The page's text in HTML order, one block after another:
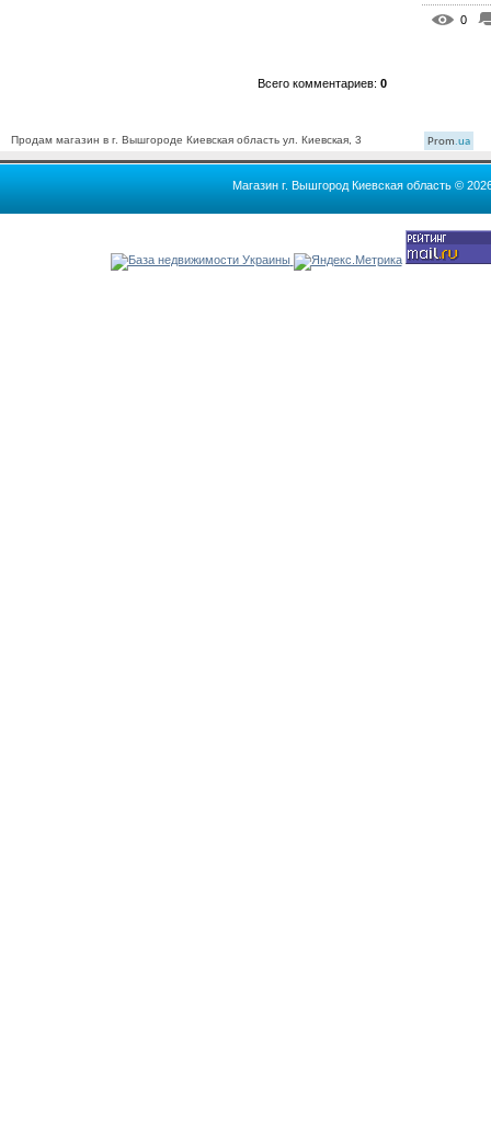
0
Всего комментариев: 0
Продам магазин в г. Вышгороде Киевская область ул. Киевская, 3 Prom.ua
Магазин г. Вышгород Киевская область ©